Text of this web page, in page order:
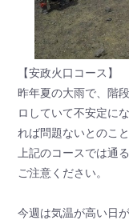
【安政火口コース】
昨年夏の大雨で、階
ロしていて不安定に
れば問題ないとのこと
上記のコースでは通
ご注意ください。
今週は気温が高い日